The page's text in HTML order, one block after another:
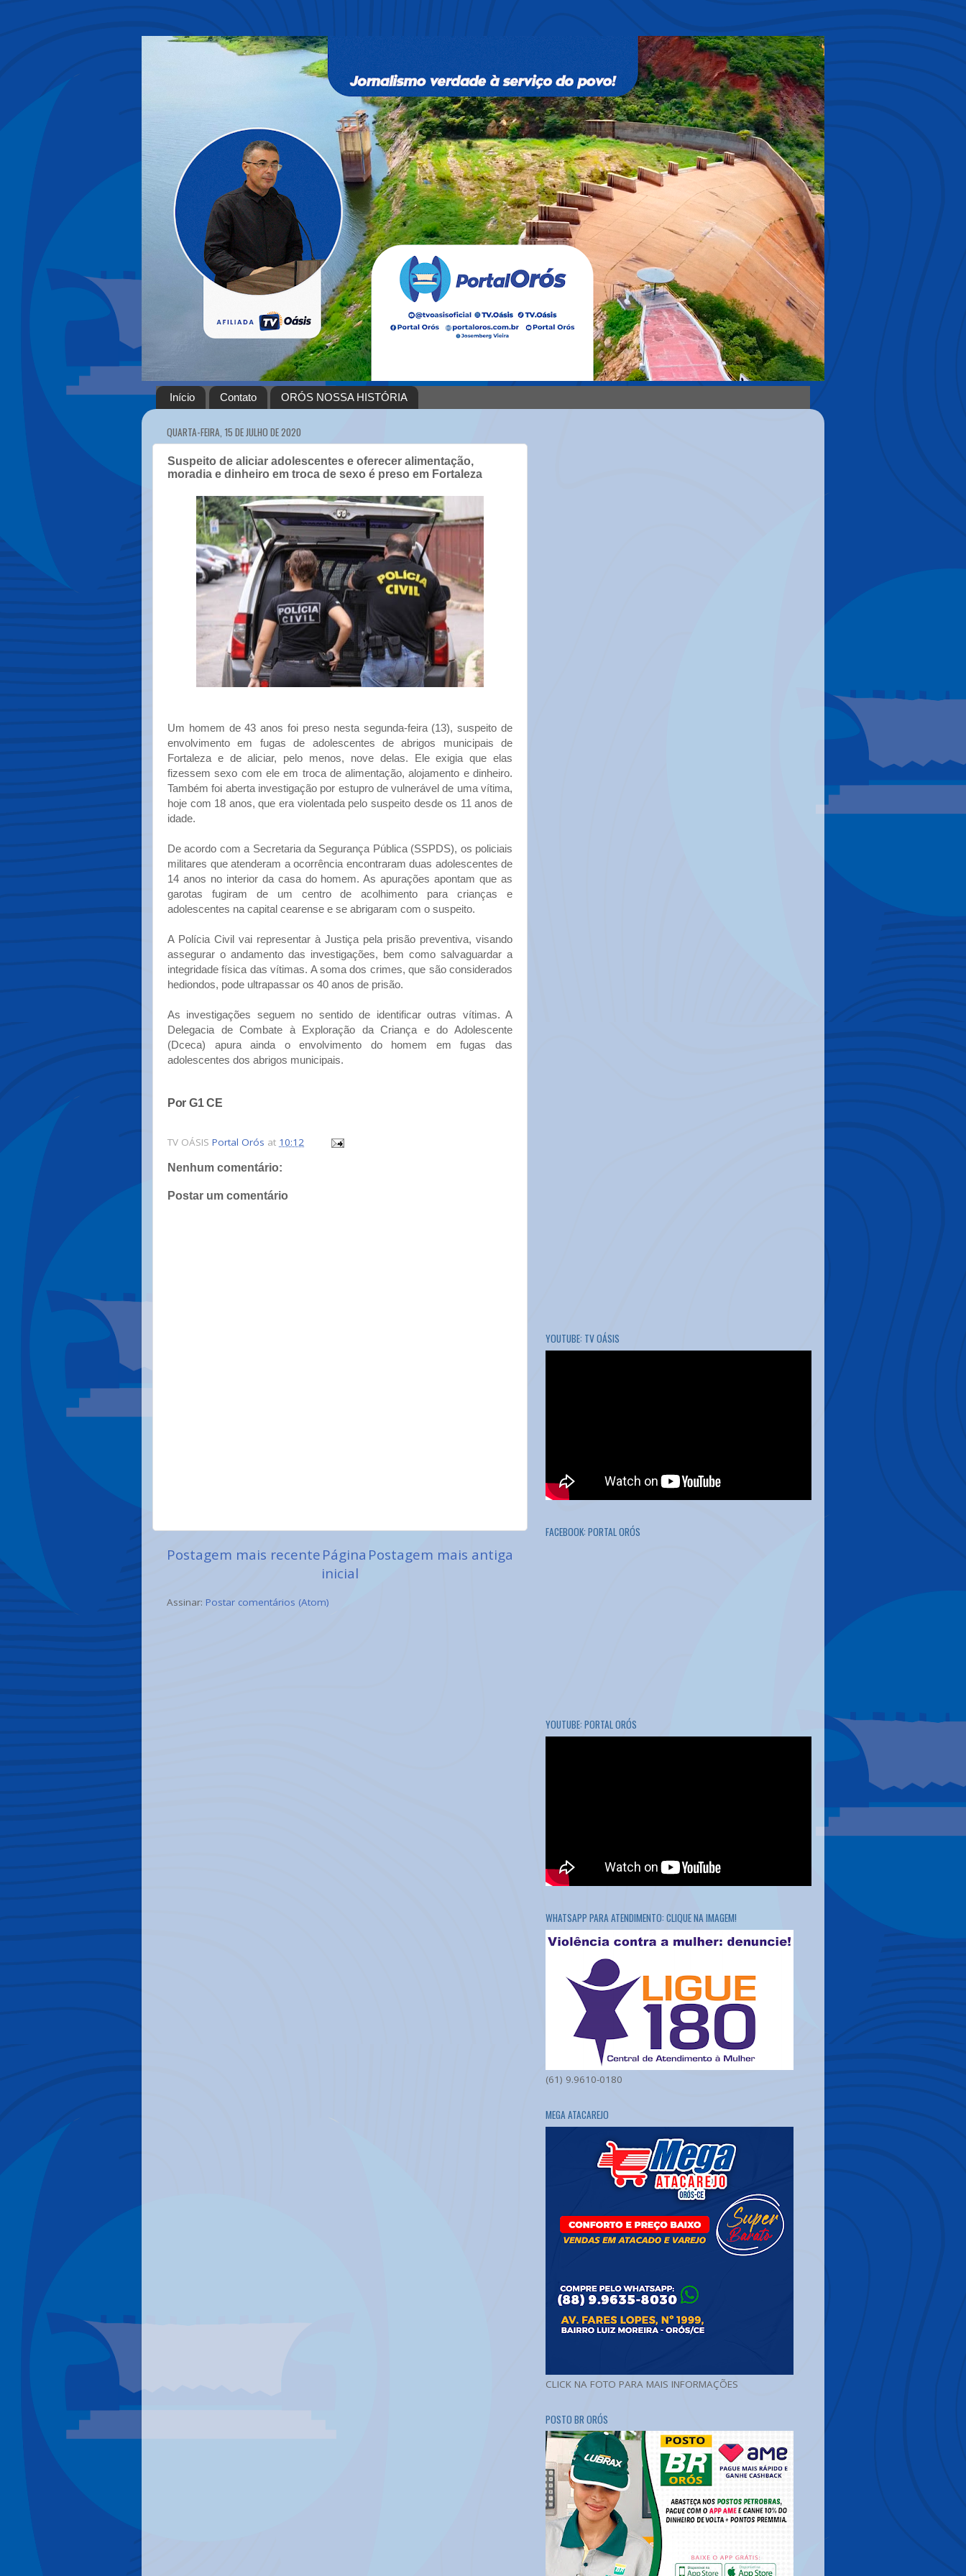
Início Contato ORÓS NOSSA HISTÓRIA
QUARTA-FEIRA, 15 DE JULHO DE 2020
Suspeito de aliciar adolescentes e oferecer alimentação,
moradia e dinheiro em troca de sexo é preso em Fortaleza
Um homem de 43 anos foi preso nesta segunda-feira (13), suspeito de
envolvimento em fugas de adolescentes de abrigos municipais de
Fortaleza e de aliciar, pelo menos, nove delas. Ele exigia que elas
fizessem sexo com ele em troca de alimentação, alojamento e dinheiro.
Também foi aberta investigação por estupro de vulnerável de uma vítima,
hoje com 18 anos, que era violentada pelo suspeito desde os 11 anos de
idade.
De acordo com a Secretaria da Segurança Pública (SSPDS), os policiais
militares que atenderam a ocorrência encontraram duas adolescentes de
14 anos no interior da casa do homem. As apurações apontam que as
garotas fugiram de um centro de acolhimento para crianças e
adolescentes na capital cearense e se abrigaram com o suspeito.
A Polícia Civil vai representar à Justiça pela prisão preventiva, visando
assegurar o andamento das investigações, bem como salvaguardar a
integridade física das vítimas. A soma dos crimes, que são considerados
hediondos, pode ultrapassar os 40 anos de prisão.
As investigações seguem no sentido de identificar outras vítimas. A
Delegacia de Combate à Exploração da Criança e do Adolescente
(Dceca) apura ainda o envolvimento do homem em fugas das
adolescentes dos abrigos municipais.
Por G1 CE
TV OÁSIS Portal Orós at 10:12
Nenhum comentário:
Postar um comentário
Postagem mais recente Postagem mais antiga
Página
inicial
Assinar: Postar comentários (Atom)
YOUTUBE: TV OÁSIS
FACEBOOK: PORTAL ORÓS
YOUTUBE: PORTAL ORÓS
WHATSAPP PARA ATENDIMENTO: CLIQUE NA IMAGEM!
(61) 9.9610-0180
MEGA ATACAREJO
CLICK NA FOTO PARA MAIS INFORMAÇÕES
POSTO BR ORÓS